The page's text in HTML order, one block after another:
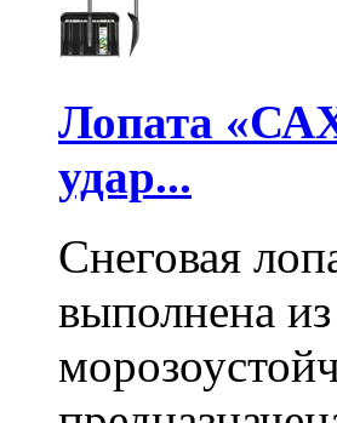
Лопата
удар...
Снеговая
выполнена